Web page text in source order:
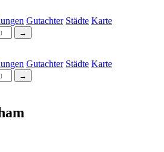
Gutachter Städte Karte
→
Gutachter Städte Karte
→